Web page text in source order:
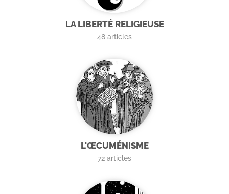
LA LIBERTÉ RELIGIEUSE
48 articles
L'ŒCUMÉNISME
72 articles